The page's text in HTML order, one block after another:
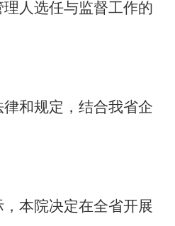
人选任与监督工作的
和规定，结合我省企
，本院决定在全省开展